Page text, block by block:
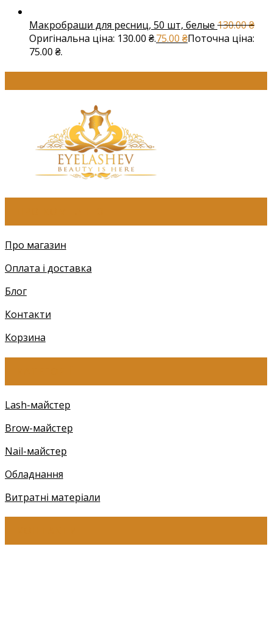
Макробраши для ресниц, 50 шт, белые 130.00₴
Оригінальна ціна: 130.00 ₴.75.00 ₴Поточна ціна:
75.00 ₴.
Про магазин
Оплата і доставка
Блог
Контакти
Корзина
Lash-майстер
Brow-майстер
Nail-майстер
Обладнання
Витратні матеріали